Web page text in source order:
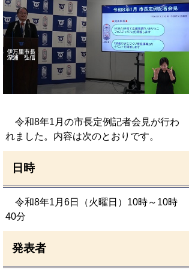
令和8年1月の市長定例記者会見が行わ
れました。内容は次のとおりです。
日時
令和8年1月6日（火曜日）10時～10時
40分
発表者